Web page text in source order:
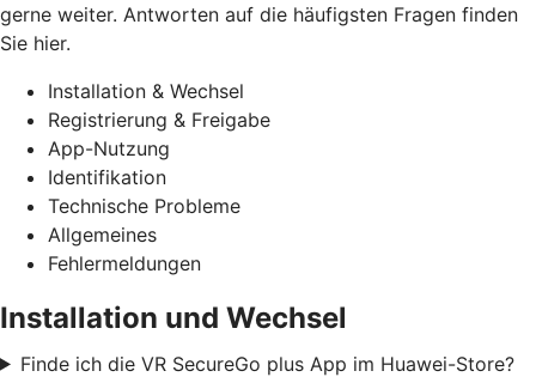
gerne weiter. Antworten auf die häufigsten Fragen finden
Sie hier.
Installation & Wechsel
Registrierung & Freigabe
App-Nutzung
Identifikation
Technische Probleme
Allgemeines
Fehlermeldungen
Installation und Wechsel
Finde ich die VR SecureGo plus App im Huawei-Store?